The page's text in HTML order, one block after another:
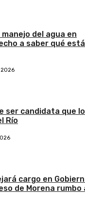
del agua en
a saber qué está
2026
ser candidata que
Río
cargo en
de Morena rumbo